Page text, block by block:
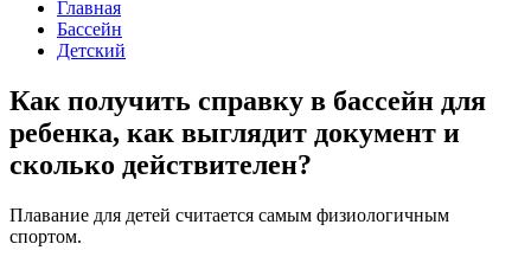
Главная
Бассейн
Детский
Как получить справку в бассейн для
ребенка, как выглядит документ и
сколько действителен?
Плавание для детей считается самым физиологичным
спортом.